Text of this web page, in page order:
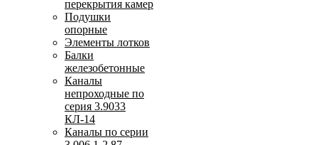
перекрытия камер
Подушки
опорные
Элементы лотков
Балки
железобетонные
Каналы
непроходные по
серия 3.9033
КЛ-14
Каналы по серии